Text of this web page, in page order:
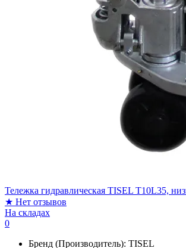
Тележка гидравлическая TISEL T10L35,
★ Нет отзывов
На складах
0
Бренд (Производитель): TISEL